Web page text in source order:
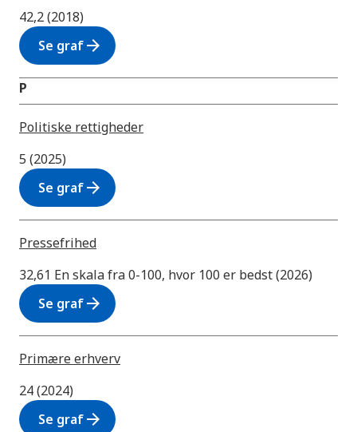
42,2 (2018)
Se grafarrow_forward
P
Politiske rettigheder
5 (2025)
Se grafarrow_forward
Pressefrihed
32,61 En skala fra 0-100, hvor 100 er bedst (2026)
Se grafarrow_forward
Primære erhverv
24 (2024)
Se grafarrow_forward